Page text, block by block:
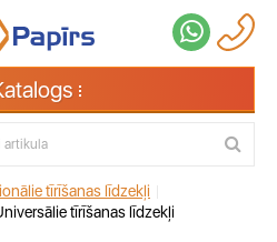
tīrīšanas līdzekļi
tīrīšanas līdzekļi